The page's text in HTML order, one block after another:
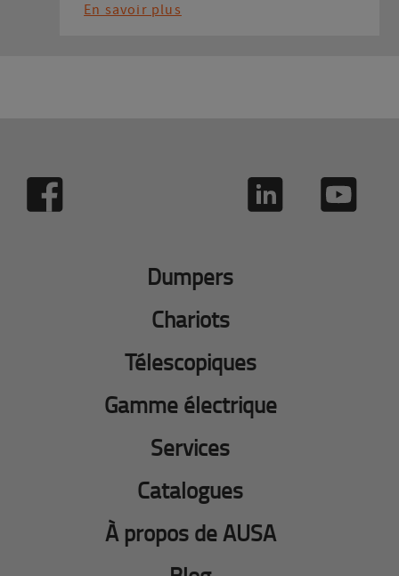
En savoir plus
Dumpers
Chariots
Télescopiques
Gamme électrique
Services
Catalogues
À propos de AUSA